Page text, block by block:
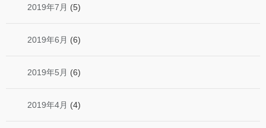
2019年7月 (5)
2019年6月 (6)
2019年5月 (6)
2019年4月 (4)